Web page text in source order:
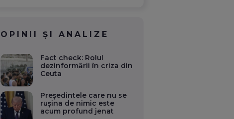
OPINII ȘI ANALIZE
Fact check: Rolul
dezinformării în criza din
Ceuta
Președintele care nu se
rușina de nimic este
acum profund jenat